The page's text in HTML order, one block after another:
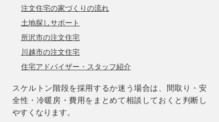
注文住宅の家づくりの流れ
土地探しサポート
所沢市の注文住宅
川越市の注文住宅
住宅アドバイザー・スタッフ紹介
スケルトン階段を採用するか迷う場合は、間取り・安
全性・冷暖房・費用をまとめて相談しておくと判断し
やすくなります。